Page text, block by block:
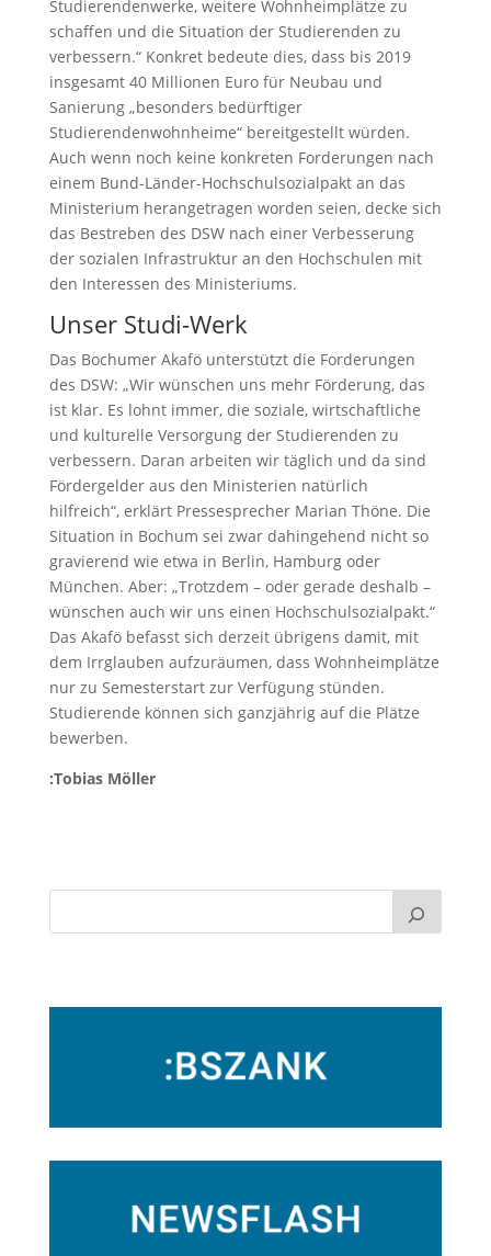
Studierendenwerke, weitere Wohnheimplätze zu
schaffen und die Situation der Studierenden zu
verbessern.“ Konkret bedeute dies, dass bis 2019
insgesamt 40 Millionen Euro für Neubau und
Sanierung „besonders bedürftiger
Studierendenwohnheime“ bereitgestellt würden.
Auch wenn noch keine konkreten Forderungen nach
einem Bund-Länder-Hochschulsozialpakt an das
Ministerium herangetragen worden seien, decke sich
das Bestreben des DSW nach einer Verbesserung
der sozialen Infrastruktur an den Hochschulen mit
den Interessen des Ministeriums.
Unser Studi-Werk
Das Bochumer Akafö unterstützt die Forderungen
des DSW: „Wir wünschen uns mehr Förderung, das
ist klar. Es lohnt immer, die soziale, wirtschaftliche
und kulturelle Versorgung der Studierenden zu
verbessern. Daran arbeiten wir täglich und da sind
Fördergelder aus den Ministerien natürlich
hilfreich“, erklärt Pressesprecher Marian Thöne. Die
Situation in Bochum sei zwar dahingehend nicht so
gravierend wie etwa in Berlin, Hamburg oder
München. Aber: „Trotzdem – oder gerade deshalb –
wünschen auch wir uns einen Hochschulsozialpakt.“
Das Akafö befasst sich derzeit übrigens damit, mit
dem Irrglauben aufzuräumen, dass Wohnheimplätze
nur zu Semesterstart zur Verfügung stünden.
Studierende können sich ganzjährig auf die Plätze
bewerben.
:Tobias Möller